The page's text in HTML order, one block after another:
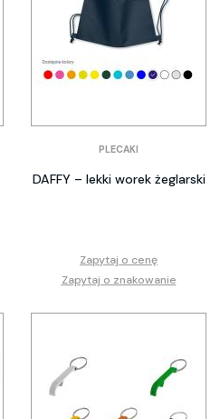
PLECAKI
DAFFY – lekki worek żeglarski
Zapytaj o cenę
Zapytaj o znakowanie